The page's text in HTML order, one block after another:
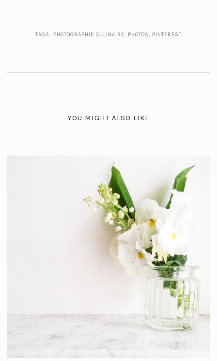
TAGS: PHOTOGRAPHIE CULINAIRE, PHOTOS, PINTEREST
YOU MIGHT ALSO LIKE